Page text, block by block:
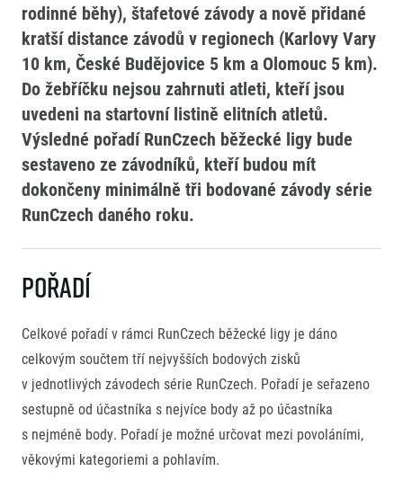
SuperHalfs
projekt SuperHalfs
SuperHalfs FAQ
EuroHeroes
Projekt EuroHeroes
Seznam závodů
EuroHeroes Challenge 2026
EuroHeroes Challenge 2025
EuroHeroes Challenge 2024
EuroHeroes Challenge 2023
EuroHeroes Challenge 2019
Napoli Running
O Napoli Running
RunCzech Halfs
Projekt RunCzech Halfs
Pro běžce
Pro závodníky
Přeregistrace na jiného závodníka
Pověření k vyzvednutí čísla
Vaše Fotografie
Inspirace
Příběhy běžců
RunCzech Story
Komunity
RunCzech Kings & Queens
RunCzech Stars
dm rodinná míle
Český maratonský klub
RunCzech Pacers
Running Doctors
Středoškoláci
Seznam neziskových organizací
Běžím pro stromy
Užitečné
O nás
Kontakt
Náš tým
Pro veřejnost
FAQ (Často kladené dotazy)
rodinné běhy), štafetové závody a nově přidané
kratší distance závodů v regionech (Karlovy Vary
10 km, České Budějovice 5 km a Olomouc 5 km).
Do žebříčku nejsou zahrnuti atleti, kteří jsou
uvedeni na startovní listině elitních atletů.
Výsledné pořadí RunCzech běžecké ligy bude
sestaveno ze závodníků, kteří budou mít
dokončeny minimálně tři bodované závody série
RunCzech daného roku.
Pořadí
Celkové pořadí v rámci RunCzech běžecké ligy je dáno
celkovým součtem tří nejvyšších bodových zisků
v jednotlivých závodech série RunCzech. Pořadí je seřazeno
sestupně od účastníka s nejvíce body až po účastníka
s nejméně body. Pořadí je možné určovat mezi povoláními,
věkovými kategoriemi a pohlavím.